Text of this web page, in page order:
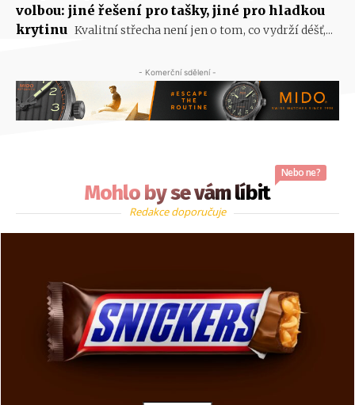
volbou: jiné řešení pro tašky, jiné pro hladkou
krytinu Kvalitní střecha není jen o tom, co vydrží déšť,...
- Komerční sdělení -
Mohlo by se vám líbit
Nebo ne?
Redakce doporučuje